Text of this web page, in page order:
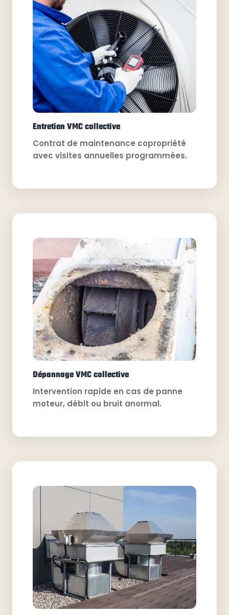
Entretien VMC collective
Contrat de maintenance copropriété
avec visites annuelles programmées.
Dépannage VMC collective
Intervention rapide en cas de panne
moteur, débit ou bruit anormal.